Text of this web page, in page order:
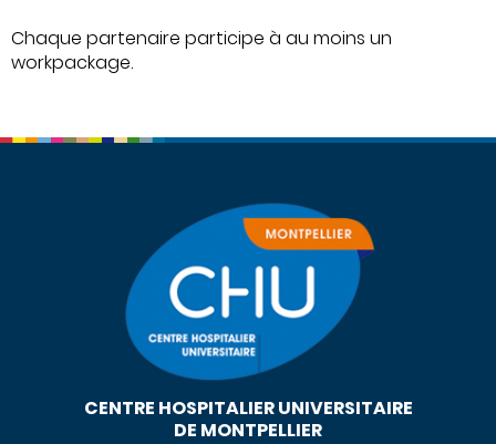
Chaque partenaire participe à au moins un
workpackage.
CENTRE HOSPITALIER UNIVERSITAIRE
DE MONTPELLIER